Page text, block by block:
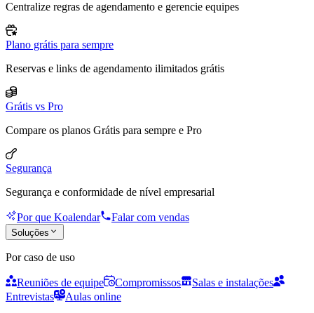
Centralize regras de agendamento e gerencie equipes
Plano grátis para sempre
Reservas e links de agendamento ilimitados grátis
Grátis vs Pro
Compare os planos Grátis para sempre e Pro
Segurança
Segurança e conformidade de nível empresarial
Por que Koalendar Falar com vendas
Soluções
Por caso de uso
Reuniões de equipe Compromissos
Salas e instalações
Entrevistas
Aulas online